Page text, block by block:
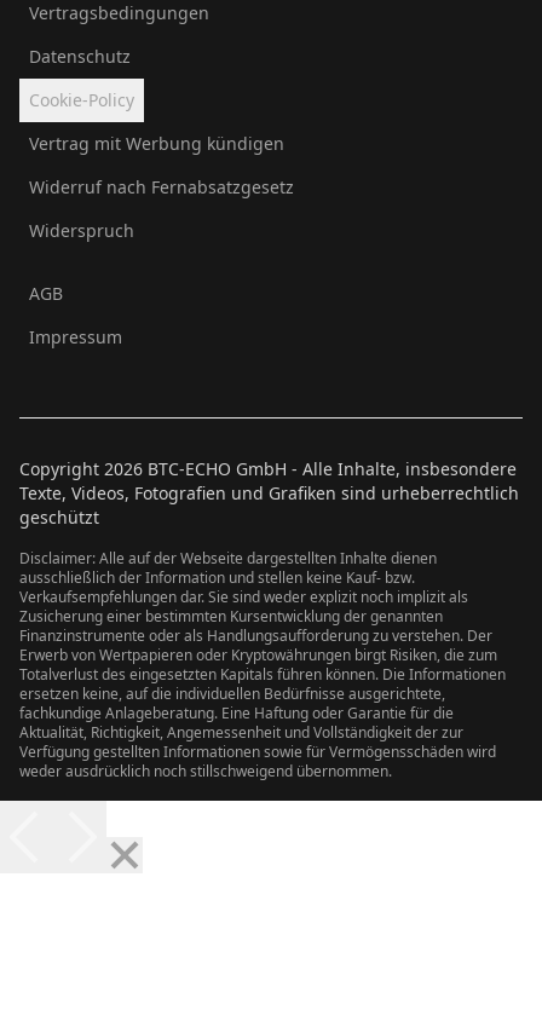
Vertragsbedingungen
Datenschutz
Cookie-Policy
Vertrag mit Werbung kündigen
Widerruf nach Fernabsatzgesetz
Widerspruch
AGB
Impressum
Copyright 2026 BTC-ECHO GmbH - Alle Inhalte, insbesondere
Texte, Videos, Fotografien und Grafiken sind urheberrechtlich
geschützt
Disclaimer: Alle auf der Webseite dargestellten Inhalte dienen
ausschließlich der Information und stellen keine Kauf- bzw.
Verkaufsempfehlungen dar. Sie sind weder explizit noch implizit als
Zusicherung einer bestimmten Kursentwicklung der genannten
Finanzinstrumente oder als Handlungsaufforderung zu verstehen. Der
Erwerb von Wertpapieren oder Kryptowährungen birgt Risiken, die zum
Totalverlust des eingesetzten Kapitals führen können. Die Informationen
ersetzen keine, auf die individuellen Bedürfnisse ausgerichtete,
fachkundige Anlageberatung. Eine Haftung oder Garantie für die
Aktualität, Richtigkeit, Angemessenheit und Vollständigkeit der zur
Verfügung gestellten Informationen sowie für Vermögensschäden wird
weder ausdrücklich noch stillschweigend übernommen.